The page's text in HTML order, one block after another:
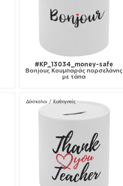
#KP_13034_money-safe
Bonjour, Κουμπαράς πορσελάνης
με τάπα
Δάσκαλοι / Καθηγητές